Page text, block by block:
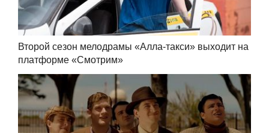
Второй сезон мелодрамы «Алла-такси» выходит на
платформе «Смотрим»